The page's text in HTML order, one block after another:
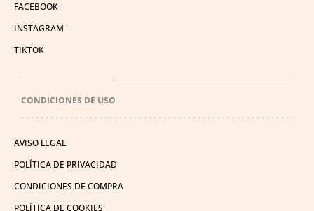
FACEBOOK
INSTAGRAM
TIKTOK
CONDICIONES DE USO
AVISO LEGAL
POLÍTICA DE PRIVACIDAD
CONDICIONES DE COMPRA
POLÍTICA DE COOKIES